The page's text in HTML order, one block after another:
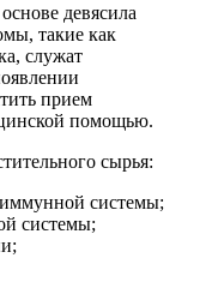
девясила
такие как
служат
прием
помощью.
сырья:
системы;
системы;